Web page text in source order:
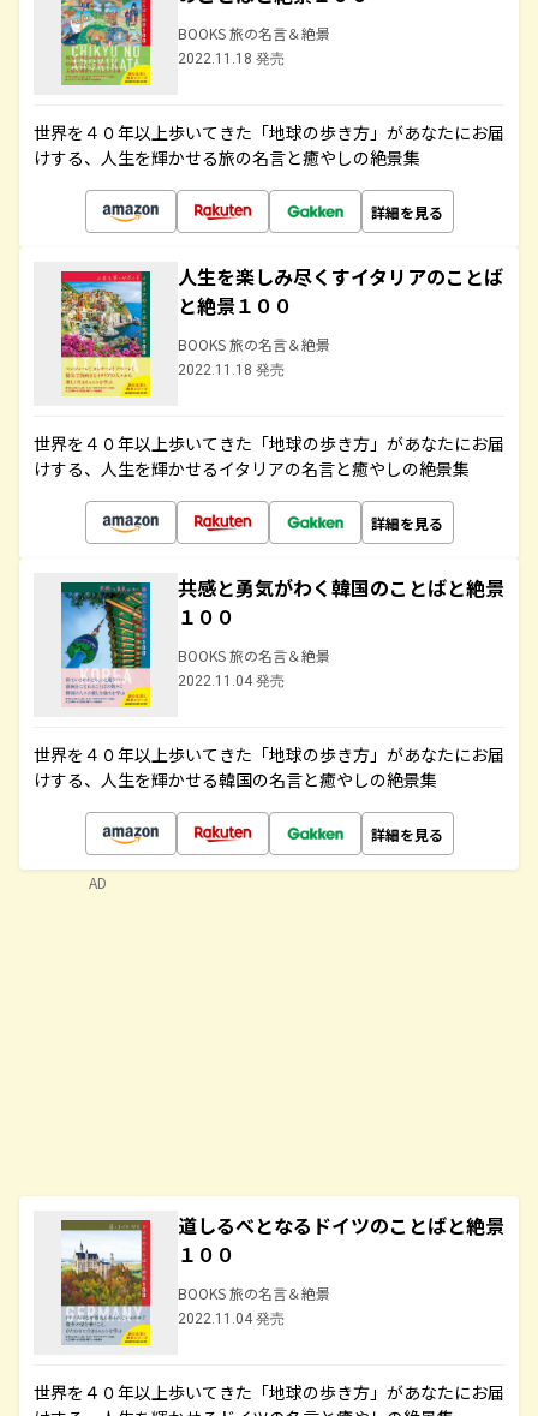
BOOKS 旅の名言＆絶景
2022.11.18 発売
世界を４０年以上歩いてきた「地球の歩き方」があなたにお届
けする、人生を輝かせる旅の名言と癒やしの絶景集
詳細を見る
人生を楽しみ尽くすイタリアのことば
と絶景１００
BOOKS 旅の名言＆絶景
2022.11.18 発売
世界を４０年以上歩いてきた「地球の歩き方」があなたにお届
けする、人生を輝かせるイタリアの名言と癒やしの絶景集
詳細を見る
共感と勇気がわく韓国のことばと絶景
１００
BOOKS 旅の名言＆絶景
2022.11.04 発売
世界を４０年以上歩いてきた「地球の歩き方」があなたにお届
けする、人生を輝かせる韓国の名言と癒やしの絶景集
詳細を見る
道しるべとなるドイツのことばと絶景
１００
BOOKS 旅の名言＆絶景
2022.11.04 発売
世界を４０年以上歩いてきた「地球の歩き方」があなたにお届
AD